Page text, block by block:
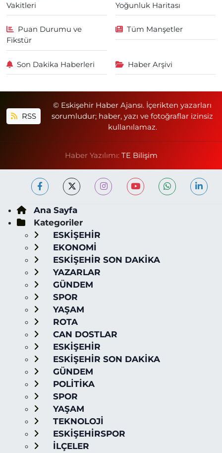
Vakitleri
Yoğunluk Haritası
Puan Durumu ve
Fikstür
Tüm Manşetler
Son Dakika Haberleri Haber Arşivi
RSS
© Eskişehir Haber Ajansı. İçerikten yazarları
sorumludur; haber, yazı ve fotoğraflar izinsiz
kullanılamaz.
Haber Yazılımı: TE Bilişim
Ana Sayfa
Kategoriler
ESKİŞEHİR
EKONOMİ
ESKİŞEHİR SON DAKİKA
YAZARLAR
GÜNDEM
SPOR
YAŞAM
ROTA
CAN DOSTLAR
ESKİŞEHİR
ESKİŞEHİR SON DAKİKA
GÜNDEM
POLİTİKA
SPOR
YAŞAM
TEKNOLOJİ
ESKİŞEHİRSPOR
İLÇELER